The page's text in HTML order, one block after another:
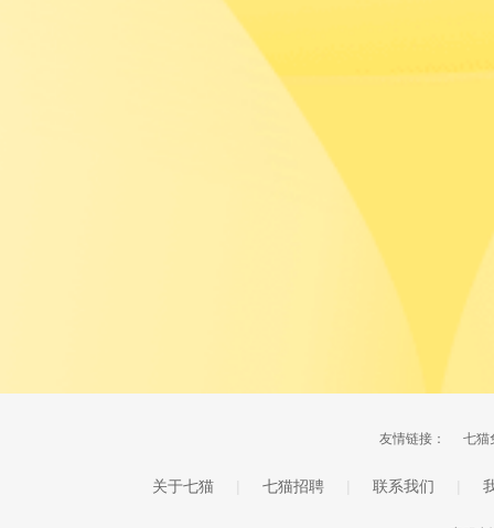
友情链接： 七猫
关于七猫 七猫招聘 联系我们